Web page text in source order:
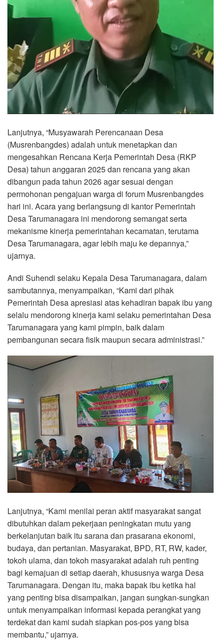
Lanjutnya, “Musyawarah Perencanaan Desa
(Musrenbangdes) adalah untuk menetapkan dan
mengesahkan Rencana Kerja Pemerintah Desa (RKP
Desa) tahun anggaran 2025 dan rencana yang akan
dibangun pada tahun 2026 agar sesuai dengan
permohonan pengajuan warga di forum Musrenbangdes
hari ini. Acara yang berlangsung di kantor Pemerintah
Desa Tarumanagara ini mendorong semangat serta
mekanisme kinerja pemerintahan kecamatan, terutama
Desa Tarumanagara, agar lebih maju ke depannya,”
ujarnya.
Andi Suhendi selaku Kepala Desa Tarumanagara, dalam
sambutannya, menyampaikan, “Kami dari pihak
Pemerintah Desa apresiasi atas kehadiran bapak ibu yang
selalu mendorong kinerja kami selaku pemerintahan Desa
Tarumanagara yang kami pimpin, baik dalam
pembangunan secara fisik maupun secara administrasi.”
Lanjutnya, “Kami menilai peran aktif masyarakat sangat
dibutuhkan dalam pekerjaan peningkatan mutu yang
berkelanjutan baik itu sarana dan prasarana ekonomi,
budaya, dan pertanian. Masyarakat, BPD, RT, RW, kader,
tokoh ulama, dan tokoh masyarakat adalah ruh penting
bagi kemajuan di setiap daerah, khususnya warga Desa
Tarumanagara. Dengan itu, maka bapak ibu ketika hal
yang penting bisa disampaikan, jangan sungkan-sungkan
untuk menyampaikan informasi kepada perangkat yang
terdekat dan kami sudah siapkan pos-pos yang bisa
membantu,” ujarnya.